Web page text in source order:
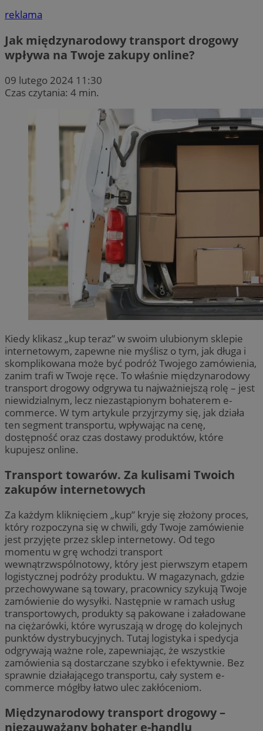
reklama
Jak międzynarodowy transport drogowy
wpływa na Twoje zakupy online?
09 lutego 2024 11:30
Czas czytania: 4 min.
Kiedy klikasz „kup teraz” w swoim ulubionym sklepie
internetowym, zapewne nie myślisz o tym, jak długa i
skomplikowana może być podróż Twojego zamówienia,
zanim trafi w Twoje ręce. To właśnie międzynarodowy
transport drogowy odgrywa tu najważniejszą rolę – jest
niewidzialnym, lecz niezastąpionym bohaterem e-
commerce. W tym artykule przyjrzymy się, jak działa
ten segment transportu, wpływając na cenę,
dostępność oraz czas dostawy produktów, które
kupujesz online.
Transport towarów. Za kulisami Twoich
zakupów internetowych
Za każdym kliknięciem „kup” kryje się złożony proces,
który rozpoczyna się w chwili, gdy Twoje zamówienie
jest przyjęte przez sklep internetowy. Od tego
momentu w grę wchodzi transport
wewnątrzwspólnotowy, który jest pierwszym etapem
logistycznej podróży produktu. W magazynach, gdzie
przechowywane są towary, pracownicy szykują Twoje
zamówienie do wysyłki. Następnie w ramach usług
transportowych, produkty są pakowane i załadowane
na ciężarówki, które wyruszają w drogę do kolejnych
punktów dystrybucyjnych. Tutaj logistyka i spedycja
odgrywają ważne role, zapewniając, że wszystkie
zamówienia są dostarczane szybko i efektywnie. Bez
sprawnie działającego transportu, cały system e-
commerce mógłby łatwo ulec zakłóceniom.
Międzynarodowy transport drogowy –
niezauważany bohater e-handlu